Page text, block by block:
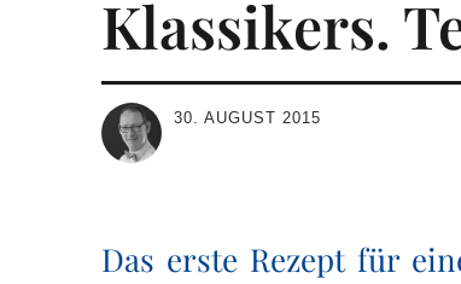
Klassikers.
30. AUGUST 2015
Das erste Rezept für